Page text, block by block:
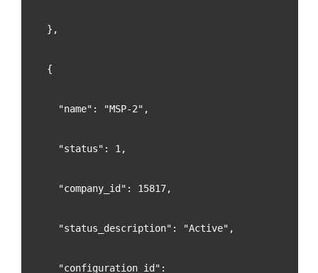
  },
  {
    "name": "MSP-2",
    "status": 1,
    "company_id": 15817,
    "status_description": "Active",